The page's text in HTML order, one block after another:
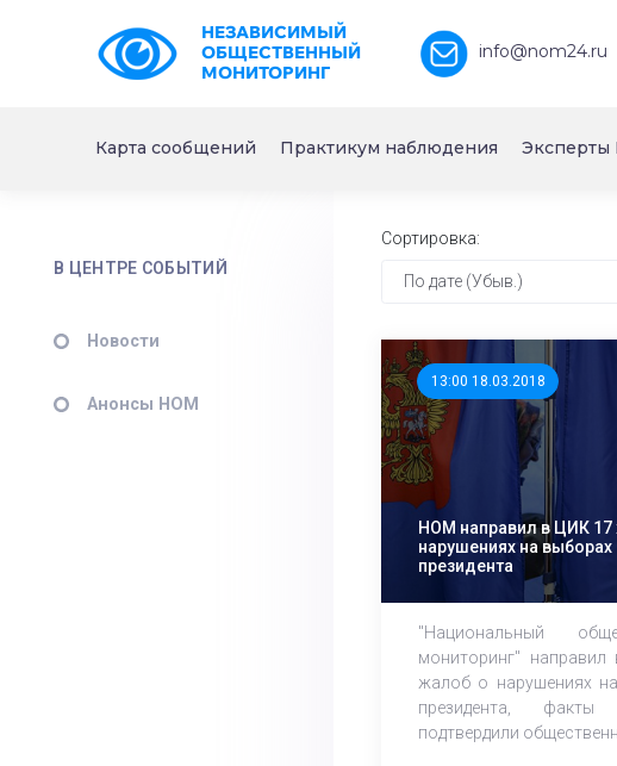
НЕЗАВИСИМЫЙ
ОБЩЕСТВЕННЫЙ
МОНИТОРИНГ
info@nom24.ru
Карта сообщений Практикум наблюдения
В ЦЕНТРЕ СОБЫТИЙ
Новости
Анонсы НОМ
Сортировка:
По дате (Убыв.)
13:00 18.03.2018
НОМ направил в ЦИК
нарушениях на выборах
президента
"Национальный
мониторинг"
жалоб о нарушениях
президента, факты
подтвердили